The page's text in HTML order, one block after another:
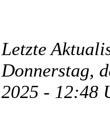
Letzte
Donnerstag,
2025 -